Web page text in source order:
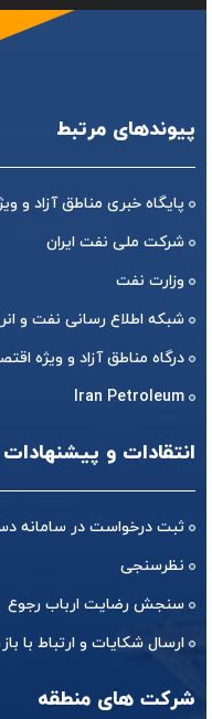
پیوندهای مرتبط
پایگاه خبری مناطق آزاد و
شرکت ملی نفت ایران
وزارت نفت
شبکه اطلاع رسانی نفت و
درگاه مناطق آزاد و ویژه
Iran Petroleum
انتقادات و پیشنهادات
ثبت درخواست در سامانه
نظرسنجی
سنجش رضایت ارباب رجوع
ارسال شکایات و ارتباط با
شرکت های منطقه